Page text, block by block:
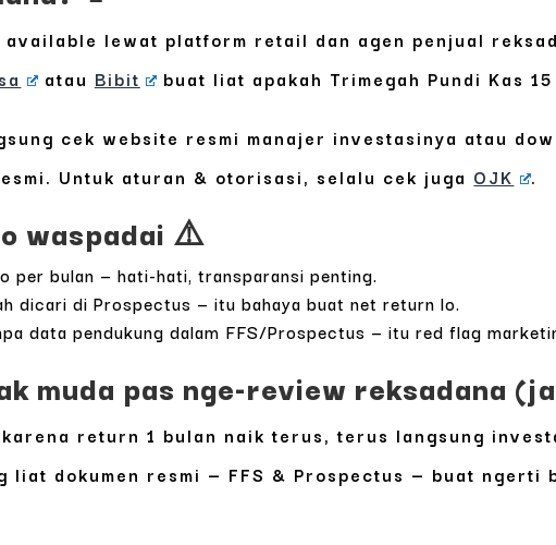
lewat platform retail dan agen penjual
atau Bibit buat liat apakah Trimegah Pundi Kas
cek website resmi manajer investasinya atau
Untuk aturan & otorisasi, selalu cek juga OJK .
waspadai ⚠️
per bulan — hati-hati, transparansi penting.
dicari di Prospectus — itu bahaya buat net return lo.
data pendukung dalam FFS/Prospectus — itu red flag
muda pas nge-review reksadana
karena return 1 bulan naik terus, terus langsung
liat dokumen resmi — FFS & Prospectus — buat ngerti